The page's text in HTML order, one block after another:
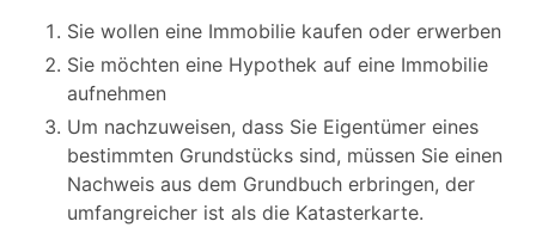
Sie wollen eine Immobilie kaufen oder erwerben
Sie möchten eine Hypothek auf eine Immobilie
aufnehmen
Um nachzuweisen, dass Sie Eigentümer eines
bestimmten Grundstücks sind, müssen Sie einen
Nachweis aus dem Grundbuch erbringen, der
umfangreicher ist als die Katasterkarte.